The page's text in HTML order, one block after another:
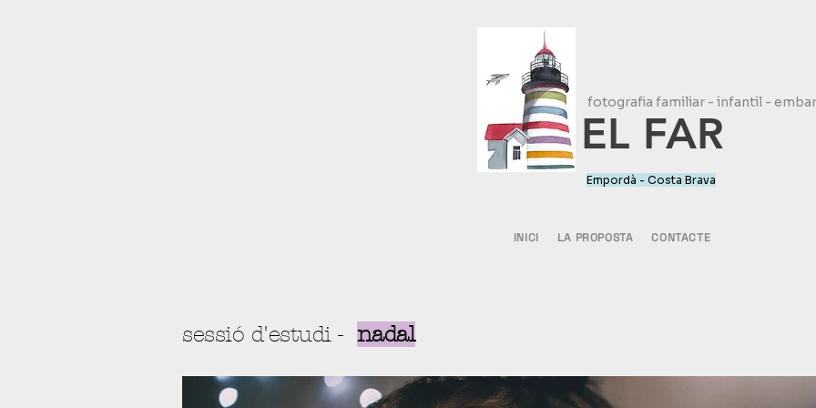
fotografia familiar - infantil -
EL FAR
Empordà - Costa Brava
INICI LA PROPOSTA CONTACTE
sessió d'estudi - nadal